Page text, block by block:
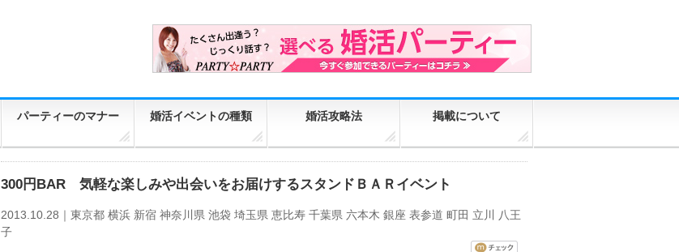
パーティーのマナー 婚活イベントの種類 婚活攻略法 掲載について
300円BAR 気軽な楽しみや出会いをお届けするスタンドＢＡＲイベント
2013.10.28｜ 東京都 横浜 新宿 神奈川県 池袋 埼玉県 恵比寿 千葉県 六本木 銀座 表参道 町田 立川
八王
子